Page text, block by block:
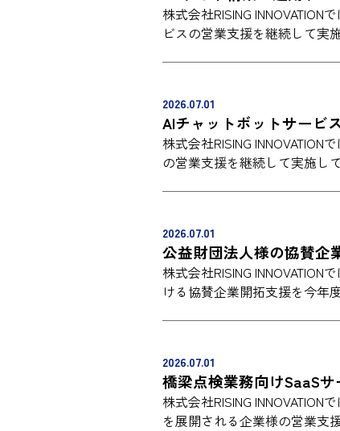
株式会社RISING
ビスの営業支援を継続して実
2026.07.01
AIチャットボットサービ
株式会社RISING
の営業支援を継続して実施し
2026.07.01
公益財団法人様の協賛企
株式会社RISING
ける協賛企業開拓支援を今年
2026.07.01
橋梁点検業務向けSaaS
株式会社RISING
を展開される企業様の営業支